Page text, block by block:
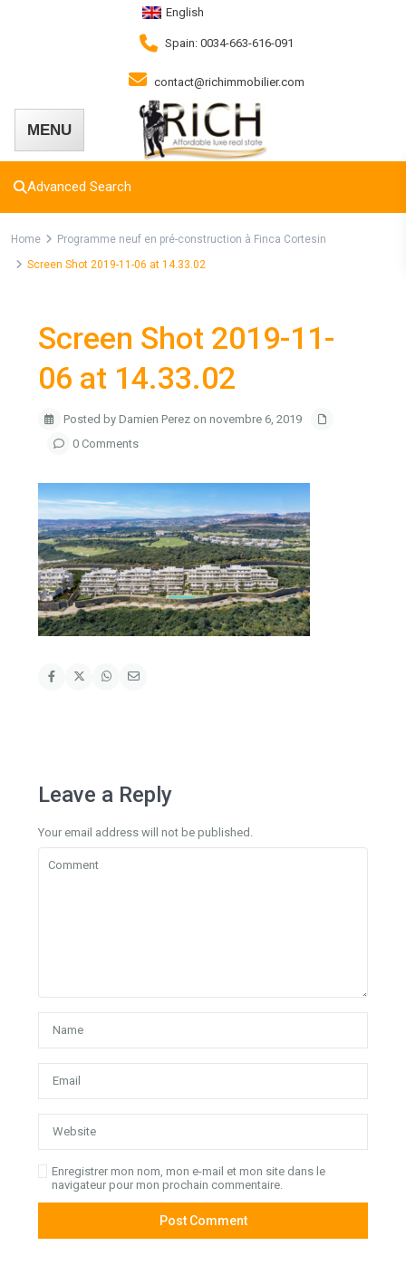
English
Spain: 0034-663-616-091
contact@richimmobilier.com
Advanced Search
Home
Programme neuf en pré-construction à Finca Cortesin
Screen Shot 2019-11-06 at 14.33.02
Screen Shot 2019-11-
06 at 14.33.02
Posted by Damien Perez on novembre 6, 2019
0 Comments
Leave a Reply
Your email address will not be published.
Enregistrer mon nom, mon e-mail et mon site dans le
navigateur pour mon prochain commentaire.